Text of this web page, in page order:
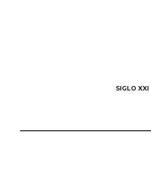
SIGLO XXI